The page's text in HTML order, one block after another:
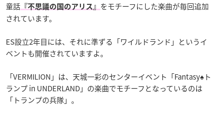
童話 『不思議の国のアリス』 をモチーフにした楽曲が毎回追加
されています。
ES設立2年目には、それに準ずる「ワイルドランド」というイ
ベントも開催されていますよ。
「VERMILION」は、天城一彩のセンターイベント「Fantasy♠ト
ランプ in UNDERLAND」の楽曲でモチーフとなっているのは
「トランプの兵隊」。